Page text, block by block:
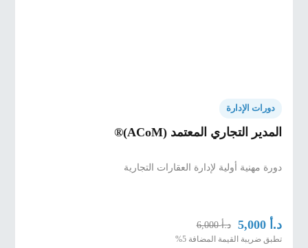
دورات الإدارة
المدير التجاري المعتمد (ACoM)®
دورة مهنية أولية لإدارة العقارات التجارية
د.أ 5,000 د.أ6,000
تطبق ضريبة القيمة المضافة 5%